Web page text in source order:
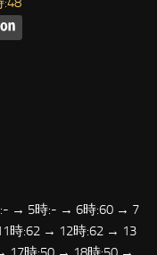
→ 5時:- → 6時:60 → 7
時:62 → 12時:62 → 13